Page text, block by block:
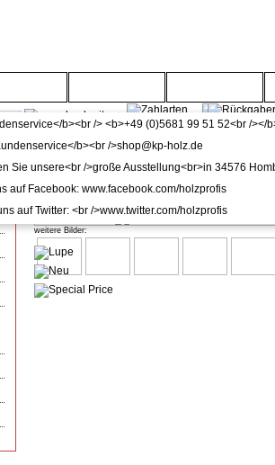
Türen nach Farbton
kuporta Mod. Rimini Haustür
weitere Bilder: